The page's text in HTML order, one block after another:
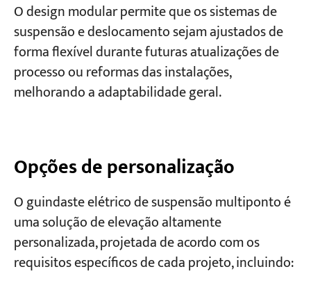
O design modular permite que os sistemas de
suspensão e deslocamento sejam ajustados de
forma flexível durante futuras atualizações de
processo ou reformas das instalações,
melhorando a adaptabilidade geral.
Opções de personalização
O guindaste elétrico de suspensão multiponto é
uma solução de elevação altamente
personalizada, projetada de acordo com os
requisitos específicos de cada projeto, incluindo: